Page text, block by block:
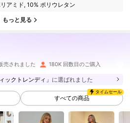
アミド, 10% ポリウレタン
もっと見る
ワー
ワー
売されました 180K 回数目のご購入
ックトレンディ」 に選ばれました
タイムセール
すべての商品